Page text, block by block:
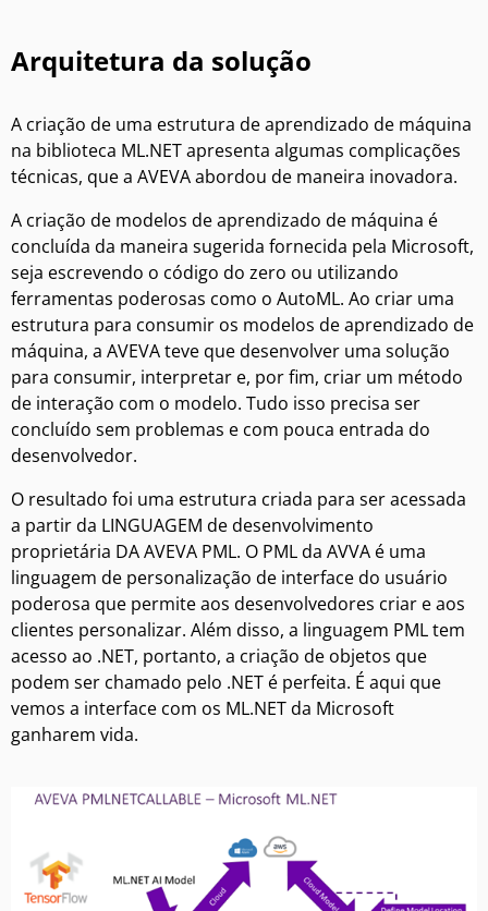
Arquitetura da solução
A criação de uma estrutura de aprendizado de máquina
na biblioteca ML.NET apresenta algumas complicações
técnicas, que a AVEVA abordou de maneira inovadora.
A criação de modelos de aprendizado de máquina é
concluída da maneira sugerida fornecida pela Microsoft,
seja escrevendo o código do zero ou utilizando
ferramentas poderosas como o AutoML. Ao criar uma
estrutura para consumir os modelos de aprendizado de
máquina, a AVEVA teve que desenvolver uma solução
para consumir, interpretar e, por fim, criar um método
de interação com o modelo. Tudo isso precisa ser
concluído sem problemas e com pouca entrada do
desenvolvedor.
O resultado foi uma estrutura criada para ser acessada
a partir da LINGUAGEM de desenvolvimento
proprietária DA AVEVA PML. O PML da AVVA é uma
linguagem de personalização de interface do usuário
poderosa que permite aos desenvolvedores criar e aos
clientes personalizar. Além disso, a linguagem PML tem
acesso ao .NET, portanto, a criação de objetos que
podem ser chamado pelo .NET é perfeita. É aqui que
vemos a interface com os ML.NET da Microsoft
ganharem vida.